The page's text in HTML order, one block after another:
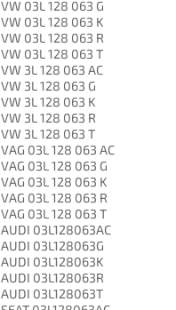
VW 03L 128 063 G
VW 03L 128 063 K
VW 03L 128 063 R
VW 03L 128 063 T
VW 3L 128 063 AC
VW 3L 128 063 G
VW 3L 128 063 K
VW 3L 128 063 R
VW 3L 128 063 T
VAG 03L 128 063 AC
VAG 03L 128 063 G
VAG 03L 128 063 K
VAG 03L 128 063 R
VAG 03L 128 063 T
AUDI 03L128063AC
AUDI 03L128063G
AUDI 03L128063K
AUDI 03L128063R
AUDI 03L128063T